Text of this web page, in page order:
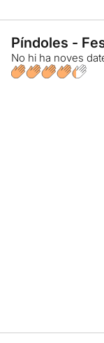
Píndoles -
No hi ha noves